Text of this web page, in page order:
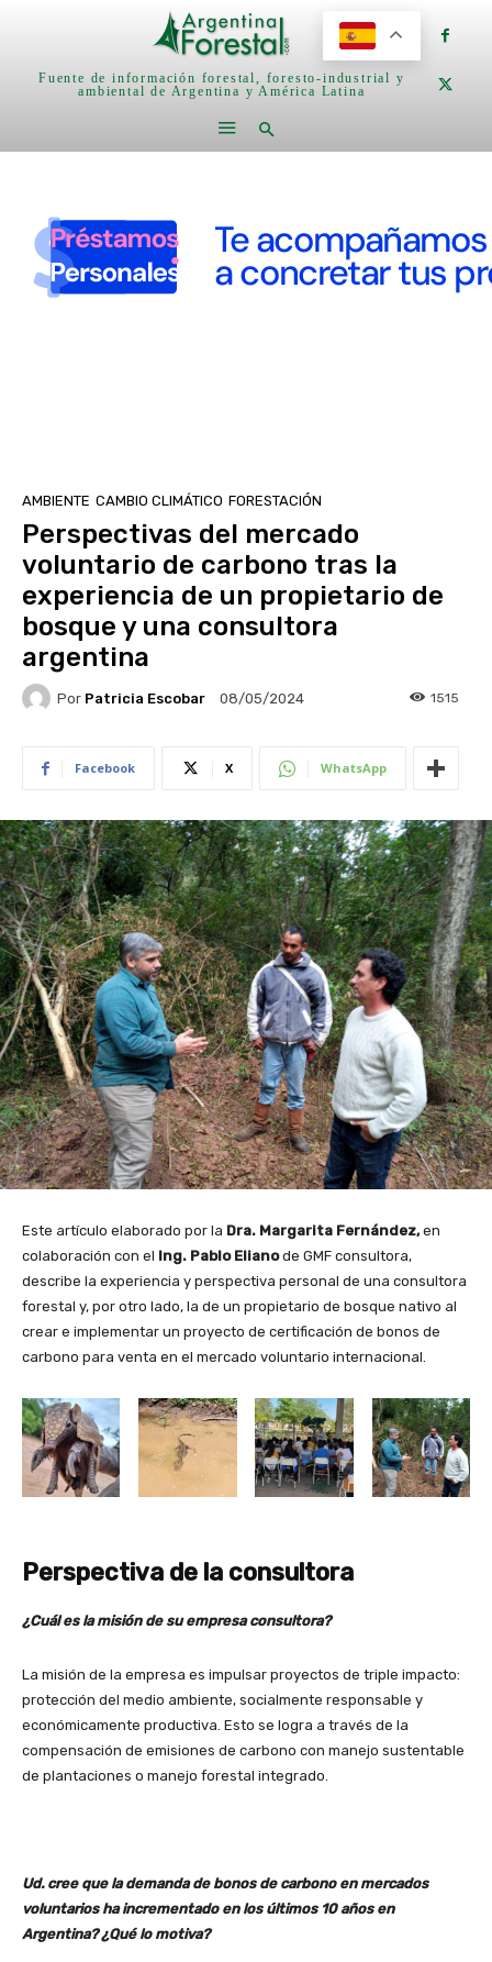
Fuente de información forestal, foresto-industrial y
ambiental de Argentina y América Latina
AMBIENTE CAMBIO CLIMÁTICO FORESTACIÓN
Perspectivas del mercado
voluntario de carbono tras la
experiencia de un propietario de
bosque y una consultora
argentina
Por Patricia Escobar 08/05/2024 1515
Facebook X WhatsApp
Este artículo elaborado por la Dra. Margarita Fernández,en
colaboración con el Ing. Pablo Elianode GMF consultora,
describe la experiencia y perspectiva personal de una consultora
forestal y, por otro lado, la de un propietario de bosque nativo al
crear e implementar un proyecto de certificación de bonos de
carbono para venta en el mercado voluntario internacional.
Perspectiva de la consultora
¿Cuál es la misión de su empresa consultora?
La misión de la empresa es impulsar proyectos de triple impacto:
protección del medio ambiente, socialmente responsable y
económicamente productiva. Esto se logra a través de la
compensación de emisiones de carbono con manejo sustentable
de plantaciones o manejo forestal integrado.
Ud. cree que la demanda de bonos de carbono en mercados
voluntarios ha incrementado en los últimos 10 años en
Argentina? ¿Qué lo motiva?